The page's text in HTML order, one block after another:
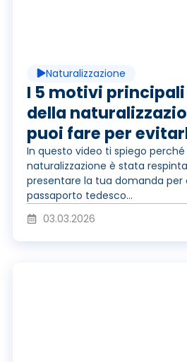
Naturalizzazione
I 5 motivi
della
puoi fare per
In questo video ti spiego
naturalizzazione è stata
presentare la tua domanda per
passaporto tedesco...
03.03.2026